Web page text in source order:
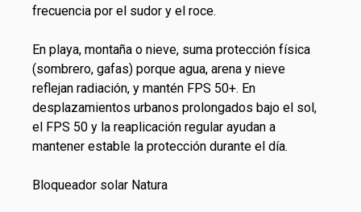
frecuencia por el sudor y el roce.
En playa, montaña o nieve, suma protección física
(sombrero, gafas) porque agua, arena y nieve
reflejan radiación, y mantén FPS 50+. En
desplazamientos urbanos prolongados bajo el sol,
el FPS 50 y la reaplicación regular ayudan a
mantener estable la protección durante el día.
Bloqueador solar Natura